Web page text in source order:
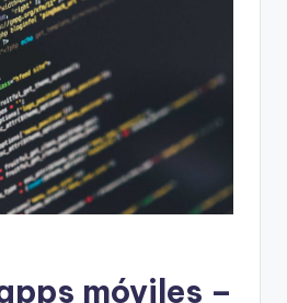
móviles –